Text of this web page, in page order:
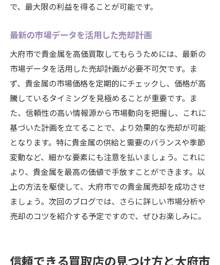
で、最大限の利益を得ることが可能です。
最新の市場データを活用した売却計画
大府市で貴金属を高価買取してもらうためには、最新の
市場データを活用した売却計画が必要不可欠です。ま
ず、貴金属の市場価格を定期的にチェックし、価格が高
騰しているタイミングを見極めることが重要です。ま
た、信頼性の高い情報源から市場動向を把握し、これに
基づいた計画を立てることで、より効果的な売却が可能
となります。特に貴金属の供給と需要のバランスや季節
変動など、細かな要素にも注意を払いましょう。これに
より、貴金属を最高の価値で手放すことができます。以
上の方法を駆使して、大府市での貴金属売却を成功させ
ましょう。次回のブログでは、さらに詳しい市場分析や
売却のコツを紹介する予定ですので、ぜひお楽しみに。
信頼できる買取店の見つけ方と大府市